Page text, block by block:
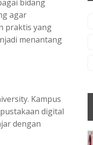
bidang
agar
praktis yang
menantang
Kampus
digital
dengan